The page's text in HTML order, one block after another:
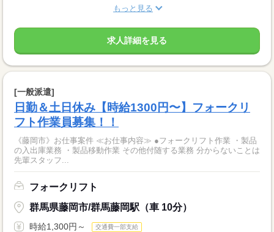
もっと見る
求人詳細を見る
[一般派遣]
日勤＆土日休み【時給1300円〜】フォークリ
フト作業員募集！！
《藤岡市》お仕事案件 ≪お仕事内容≫ ●フォークリフト作業 ・製品
の入出庫業務 ・製品移動作業 その他付随する業務 分からないことは
先輩スタッフ...
フォークリフト
群馬県藤岡市/群馬藤岡駅（車 10分）
時給1,300円～ 交通費一部支給